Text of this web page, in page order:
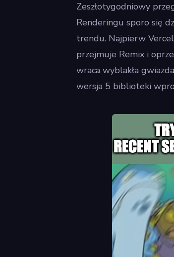
Zeszłotygodniowy
Renderingu sporo się
trendu. Najpierw
przejmuje Remix i
wraca wyblakła
wersja 5 biblioteki